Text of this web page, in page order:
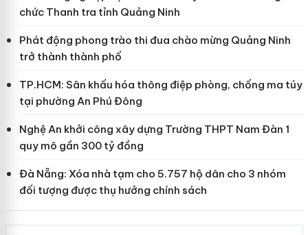
chức Thanh tra tỉnh Quảng Ninh
Phát động phong trào thi đua chào mừng Quảng Ninh
trở thành thành phố
TP.HCM: Sân khấu hóa thông điệp phòng, chống ma túy
tại phường An Phú Đông
Nghệ An khởi công xây dựng Trường THPT Nam Đàn 1
quy mô gần 300 tỷ đồng
Đà Nẵng: Xóa nhà tạm cho 5.757 hộ dân cho 3 nhóm
đối tượng được thụ hưởng chính sách